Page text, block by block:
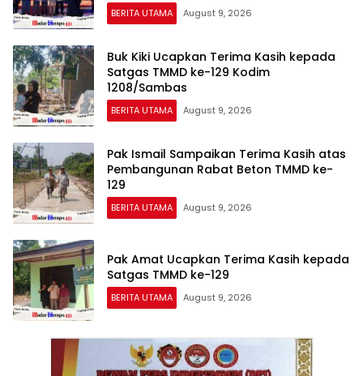
BERITA UTAMA August 9, 2026
Buk Kiki Ucapkan Terima Kasih kepada
Satgas TMMD ke-129 Kodim
1208/Sambas
BERITA UTAMA August 9, 2026
Pak Ismail Sampaikan Terima Kasih atas
Pembangunan Rabat Beton TMMD ke-
129
BERITA UTAMA August 9, 2026
Pak Amat Ucapkan Terima Kasih kepada
Satgas TMMD ke-129
BERITA UTAMA August 9, 2026